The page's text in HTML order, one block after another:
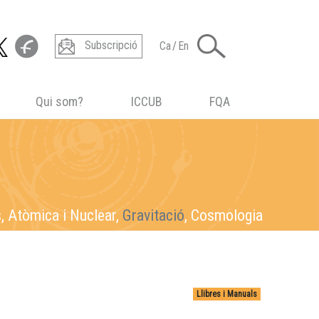
Subscripció Ca/En
Qui som? ICCUB FQA
, Atòmica i Nuclear, Gravitació, Cosmologia
Atòmica i Nuclear, Gravitació, Cosmologia
Atòmica i Nuclear, Gravitació, Cosmologia
Atòmica i Nuclear, Gravitació, Cosmologia
Llibres i Manuals